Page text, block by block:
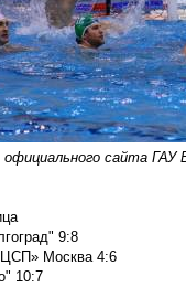
сайта ГАУ
9:8
Москва 4:6
10:7